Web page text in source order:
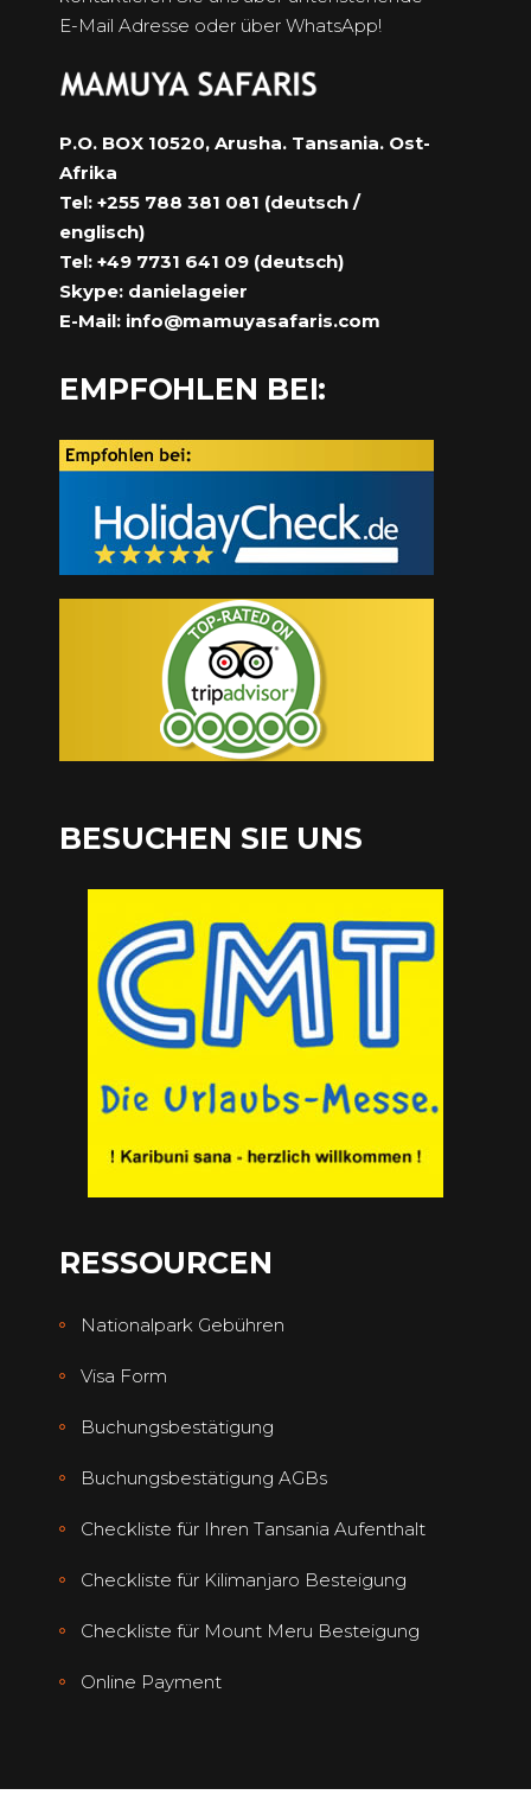
E-Mail Adresse oder über WhatsApp!
P.O. BOX 10520, Arusha. Tansania. Ost-
Afrika
Tel: +255 788 381 081 (deutsch /
englisch)
Tel: +49 7731 641 09 (deutsch)
Skype: danielageier
E-Mail: info@mamuyasafaris.com
EMPFOHLEN BEI:
BESUCHEN SIE UNS
RESSOURCEN
Nationalpark Gebühren
Visa Form
Buchungsbestätigung
Buchungsbestätigung AGBs
Checkliste für Ihren Tansania Aufenthalt
Checkliste für Kilimanjaro Besteigung
Checkliste für Mount Meru Besteigung
Online Payment